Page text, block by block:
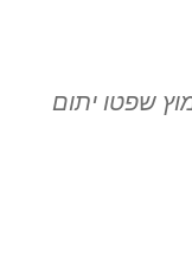
שפטו יתום